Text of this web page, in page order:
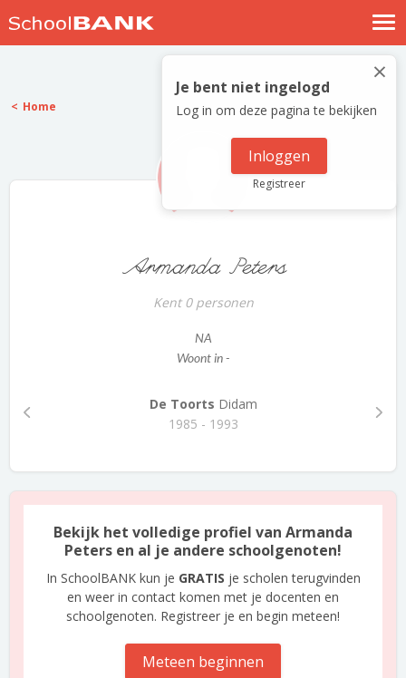
Nostalgische verhalen
Log in
Meld je gratis aan
×
Je bent niet ingelogd
Log in om deze pagina te bekijken
Inloggen
Registreer
Home
Armanda Peters
Kent 0 personen
NA
Woont in -
De Toorts Didam
1985 - 1993
Bekijk het volledige profiel van Armanda
Peters en al je andere schoolgenoten!
In SchoolBANK kun je GRATIS je scholen terugvinden
en weer in contact komen met je docenten en
schoolgenoten. Registreer je en begin meteen!
Meteen beginnen